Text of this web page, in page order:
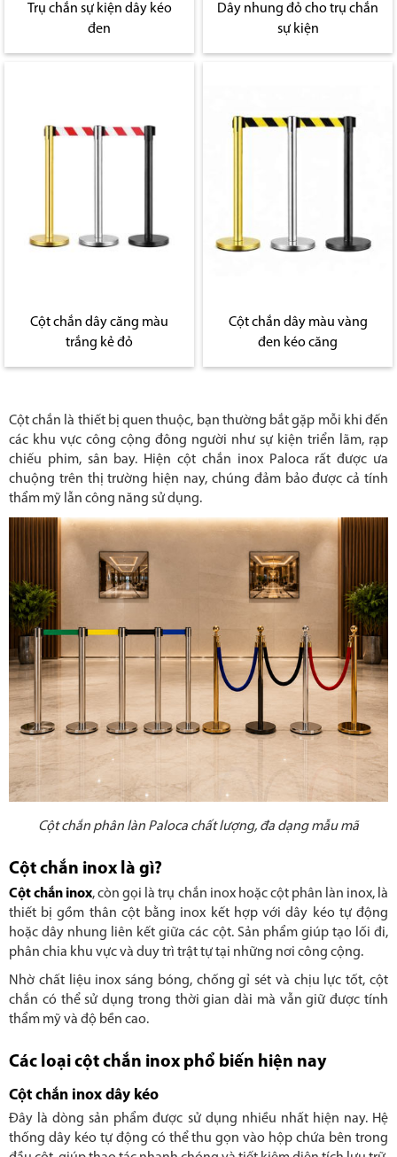
Trụ chắn sự kiện dây kéo
đen
Dây nhung đỏ cho trụ chắn
sự kiện
Cột chắn dây căng màu
trắng kẻ đỏ
Cột chắn dây màu vàng
đen kéo căng
Cột chắn là thiết bị quen thuộc, bạn thường bắt gặp mỗi khi đến
các khu vực công cộng đông người như sự kiện triển lãm, rạp
chiếu phim, sân bay. Hiện cột chắn inox Paloca rất được ưa
chuộng trên thị trường hiện nay, chúng đảm bảo được cả tính
thẩm mỹ lẫn công năng sử dụng.
Cột chắn phân làn Paloca chất lượng, đa dạng mẫu mã
Cột chắn inox là gì?
Cột chắn inox, còn gọi là trụ chắn inox hoặc cột phân làn inox, là
thiết bị gồm thân cột bằng inox kết hợp với dây kéo tự động
hoặc dây nhung liên kết giữa các cột. Sản phẩm giúp tạo lối đi,
phân chia khu vực và duy trì trật tự tại những nơi công cộng.
Nhờ chất liệu inox sáng bóng, chống gỉ sét và chịu lực tốt, cột
chắn có thể sử dụng trong thời gian dài mà vẫn giữ được tính
thẩm mỹ và độ bền cao.
Các loại cột chắn inox phổ biến hiện nay
Cột chắn inox dây kéo
Đây là dòng sản phẩm được sử dụng nhiều nhất hiện nay. Hệ
thống dây kéo tự động có thể thu gọn vào hộp chứa bên trong